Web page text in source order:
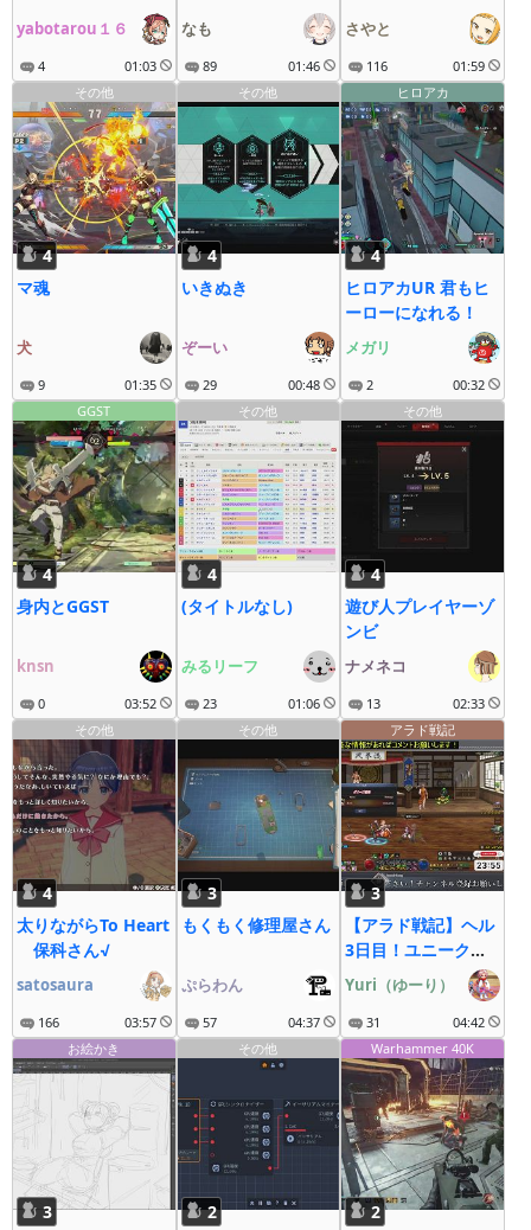
yabotarou１６
4 01:03
なも
89 01:46
さやと
116
01:59
その他
4
マ魂
犬
9 01:35
その他
4
いきぬき
ぞーい
29 00:48
ヒロアカ
4
ヒロアカUR 君もヒ
ーローになれる！
メガリ
2
00:32
GGST
4
身内とGGST
knsn
0 03:52
その他
4
(タイトルなし)
みるリーフ
23 01:06
その他
4
遊び人プレイヤーゾ
ンビ
ナメネコ
13
02:33
その他
4
太りながらTo Heart
保科さん√
satosaura
166 03:57
その他
3
もくもく修理屋さん
ぷらわん
57 04:37
アラド戦記
3
【アラド戦記】ヘル
3日目！ユニーク誓
約キャラを増やした
配信中！
Yuri（ゆーり）
31
04:42
お絵かき
3
その他
2
Warhammer 40K
2